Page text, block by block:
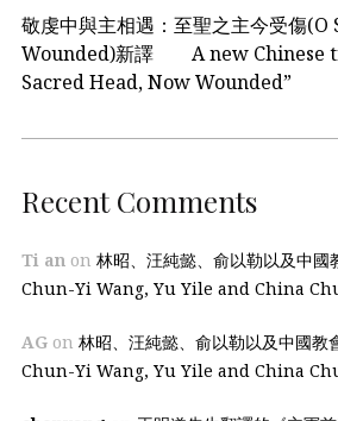
敬虔中與主相遇：至聖之主今受傷
Wounded)新譯 A new Chinese
Sacred Head, Now Wounded”
Recent Comments
Ti an on 林昭、汪純懿、俞以勒以及中
Chun-Yi Wang, Yu Yile and China
AG on 林昭、汪純懿、俞以勒以及中國
Chun-Yi Wang, Yu Yile and China